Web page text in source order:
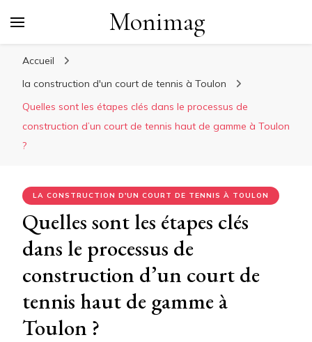
Monimag
Accueil
la construction d'un court de tennis à Toulon
Quelles sont les étapes clés dans le processus de
construction d’un court de tennis haut de gamme à Toulon
?
LA CONSTRUCTION D'UN COURT DE TENNIS À TOULON
Quelles sont les étapes clés
dans le processus de
construction d’un court de
tennis haut de gamme à
Toulon ?